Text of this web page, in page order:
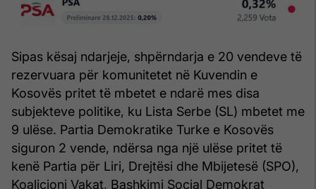
Sipas kësaj ndarjeje, shpërndarja e 20 vendeve të
rezervuara për komunitetet në Kuvendin e
Kosovës pritet të mbetet e ndarë mes disa
subjekteve politike, ku Lista Serbe (SL) mbetet me
9 ulëse. Partia Demokratike Turke e Kosovës
siguron 2 vende, ndërsa nga një ulëse pritet të
kenë Partia për Liri, Drejtësi dhe Mbijetesë (SPO),
Koalicioni Vakat, Bashkimi Social Demokrat